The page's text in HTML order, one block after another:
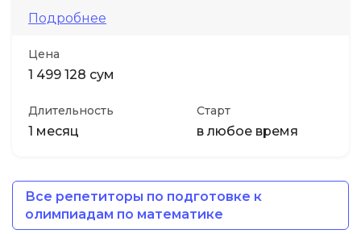
Подробнее
Цена
1 499 128 сум
Длительность
1 месяц
Старт
в любое время
Все репетиторы по подготовке к
олимпиадам по математике